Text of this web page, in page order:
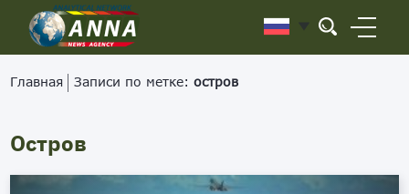
Главная Записи по метке:остров
Остров